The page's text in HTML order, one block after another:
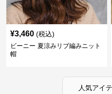
¥3,460 (税込)
ビーニー 夏涼みリブ編みニット
帽
人気アイ